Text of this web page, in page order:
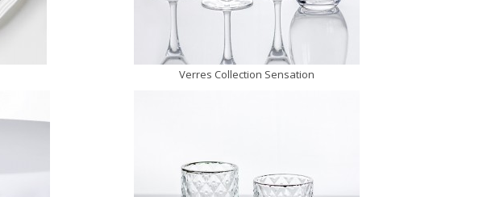
Verres Collection Sensation